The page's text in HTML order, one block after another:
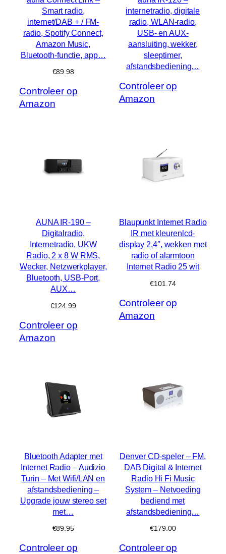
Smart radio,
internet/DAB + / FM-
radio, Spotify Connect,
Amazon Music,
Bluetooth-functie, app…
€89.98
Controleer op
Amazon
internetradio, digitale
radio, WLAN-radio,
USB- en AUX-
aansluiting, wekker,
sleeptimer,
afstandsbediening…
Controleer op
Amazon
AUNA IR-190 –
Digitalradio,
Internetradio, UKW
Radio, 2 x 8 W RMS,
Wecker, Netzwerkplayer,
Bluetooth, USB-Port,
AUX…
€124.99
Controleer op
Amazon
Blaupunkt Internet Radio
IR met kleurenlcd-
display 2,4″, wekken met
radio of alarmtoon
Internet Radio 25 wit
€101.74
Controleer op
Amazon
Bluetooth Adapter met
Internet Radio – Audizio
Turin – Met Wifi/LAN en
afstandsbediening –
Upgrade jouw stereo set
met…
€89.95
Controleer op
Denver CD-speler – FM,
DAB Digital & Internet
Radio Hi Fi Music
System – Netvoeding
bediend met
afstandsbediening…
€179.00
Controleer op